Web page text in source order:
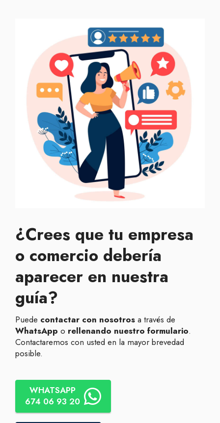
¿Crees que tu empresa
o comercio debería
aparecer en nuestra
guía?
Puede contactar con nosotros a través de
WhatsApp o rellenando nuestro formulario.
Contactaremos con usted en la mayor brevedad
posible.
WHATSAPP
674 06 93 20